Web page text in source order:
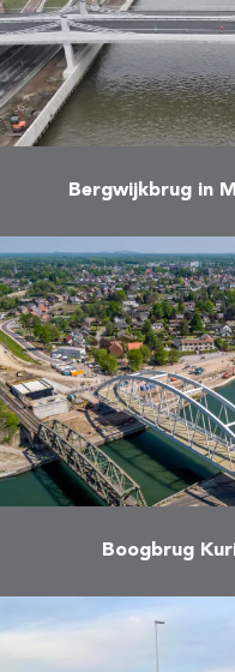
Bergwijkbrug in
De 60 jaar oude
aan vervanging
niet meer aan de
de passage van
Franki Construct
Boogbrug
In april van dit
nieuwe spoorbrug
ingevaren.